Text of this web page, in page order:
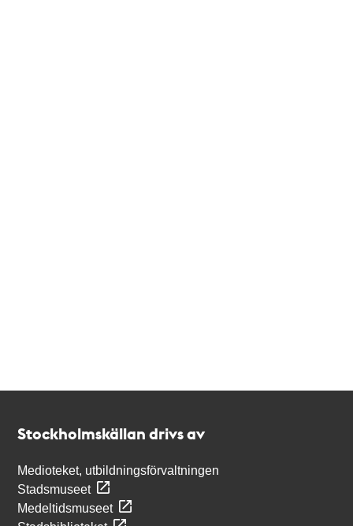
Stockholmskällan drivs av
Medioteket, utbildningsförvaltningen
Stadsmuseet
Medeltidsmuseet